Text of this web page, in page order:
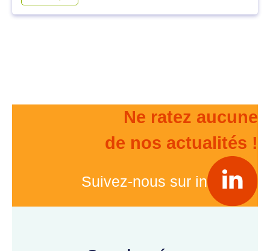
Ne ratez aucune
de nos actualités !
Suivez-nous sur in